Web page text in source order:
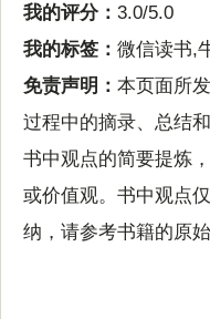
我的评分： 3.0/5.0
我的标签： 微信读书,
免责声明： 本页面所
过程中的摘录、总结
书中观点的简要提炼
或价值观。书中观点
纳，请参考书籍的原始